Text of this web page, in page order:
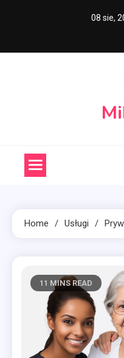
08 sie,
Home Usługi
11 MINS READ